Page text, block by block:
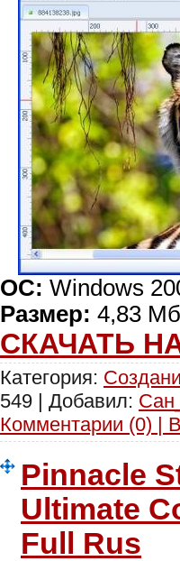
ОС: Windows
Размер: 4,83 Мб
СКАЧАТЬ
Категория:
549 | Добавил:
Комментарии (0) |
Pinnacle
Ultimate
Full Rus